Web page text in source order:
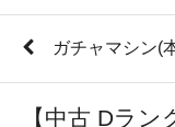
ガチャマシン(
【中古 Dラ